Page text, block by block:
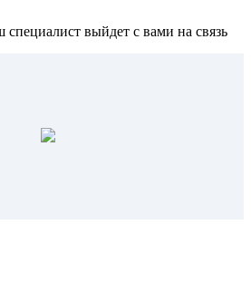
выйдет с вами на связь